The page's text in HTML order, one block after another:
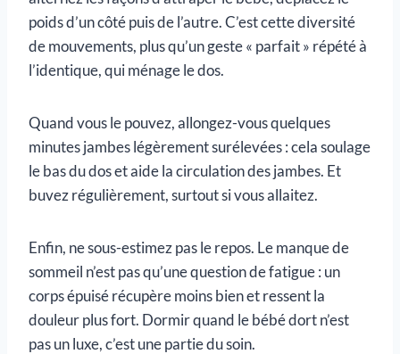
poids d’un côté puis de l’autre. C’est cette diversité
de mouvements, plus qu’un geste « parfait » répété à
l’identique, qui ménage le dos.
Quand vous le pouvez, allongez-vous quelques
minutes jambes légèrement surélevées : cela soulage
le bas du dos et aide la circulation des jambes. Et
buvez régulièrement, surtout si vous allaitez.
Enfin, ne sous-estimez pas le repos. Le manque de
sommeil n’est pas qu’une question de fatigue : un
corps épuisé récupère moins bien et ressent la
douleur plus fort. Dormir quand le bébé dort n’est
pas un luxe, c’est une partie du soin.